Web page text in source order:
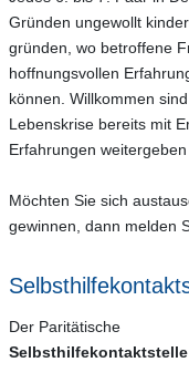
Gründen ungewollt
gründen, wo betroffene
hoffnungsvollen
können. Willkommen
Lebenskrise bereits mit
Erfahrungen
Möchten Sie sich
gewinnen, dann melden
Der Paritätische